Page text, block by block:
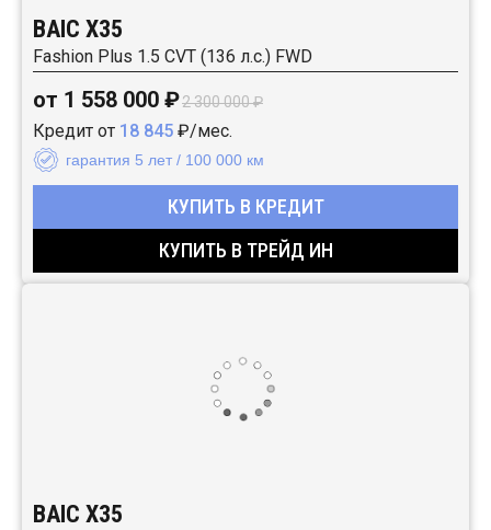
BAIC X35
Fashion Plus 1.5 CVT (136 л.с.) FWD
от 1 558 000 ₽2 300 000 ₽
Кредит от 18 845 ₽/мес.
гарантия 5 лет / 100 000 км
КУПИТЬ В КРЕДИТ
КУПИТЬ В ТРЕЙД ИН
BAIC X35